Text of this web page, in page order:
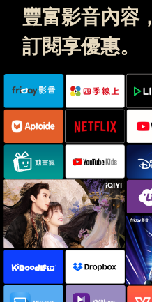
豐富影音內容，
訂閱享優惠。